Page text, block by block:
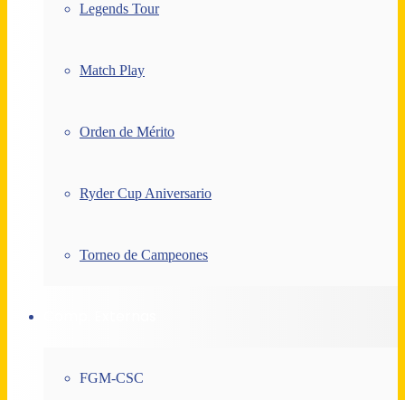
Legends Tour
Match Play
Orden de Mérito
Ryder Cup Aniversario
Torneo de Campeones
FGM-CSC